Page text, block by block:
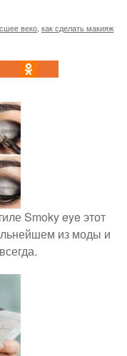
веко как сделать макияж
Smoky eye этот
из моды и